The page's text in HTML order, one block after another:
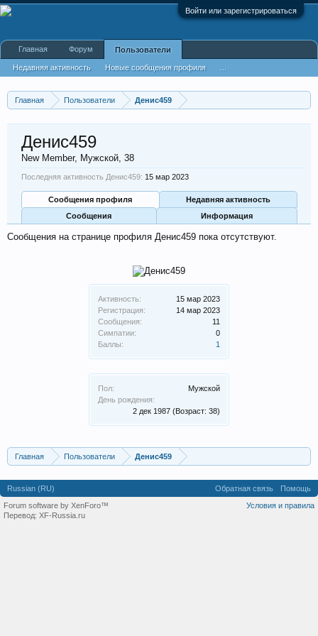
Войти или зарегистрироваться
Главная Пользователи Денис459
Активность:
15 мар 2023
Регистрация:
14 мар 2023
Сообщения:
11
Симпатии:
0
Баллы:
1
Пол:
Мужской
День рождения:
2 дек 1987 (Возраст: 38)
Денис459
New Member, Мужской, 38
Последняя активность Денис459: 15 мар 2023
Сообщения профиля
Недавняя активность
Сообщения
Информация
Сообщения на странице профиля Денис459 пока отсутствуют.
Главная Пользователи Денис459
Главная Форум Пользователи
Недавняя активность Новые сообщения профиля
Russian (RU) Обратная связь
Помощь
Условия и правила
Forum software by XenForo™
Перевод: XF-Russia.ru